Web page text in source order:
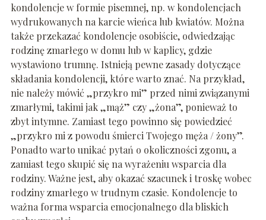
kondolencje w formie pisemnej, np. w kondolencjach
wydrukowanych na karcie wieńca lub kwiatów. Można
także przekazać kondolencje osobiście, odwiedzając
rodzinę zmarłego w domu lub w kaplicy, gdzie
wystawiono trumnę. Istnieją pewne zasady dotyczące
składania kondolencji, które warto znać. Na przykład,
nie należy mówić „przykro mi” przed nimi związanymi
zmarłymi, takimi jak „mąż” czy „żona”, ponieważ to
zbyt intymne. Zamiast tego powinno się powiedzieć
„przykro mi z powodu śmierci Twojego męża / żony”.
Ponadto warto unikać pytań o okoliczności zgonu, a
zamiast tego skupić się na wyrażeniu wsparcia dla
rodziny. Ważne jest, aby okazać szacunek i troskę wobec
rodziny zmarłego w trudnym czasie. Kondolencje to
ważna forma wsparcia emocjonalnego dla bliskich